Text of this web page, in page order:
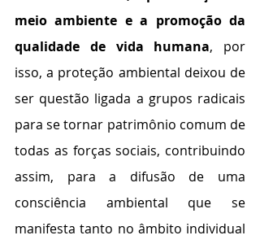
meio ambiente e a promoção da
qualidade de vida humana, por
isso, a proteção ambiental deixou de
ser questão ligada a grupos radicais
para se tornar patrimônio comum de
todas as forças sociais, contribuindo
assim, para a difusão de uma
consciência ambiental que se
manifesta tanto no âmbito individual